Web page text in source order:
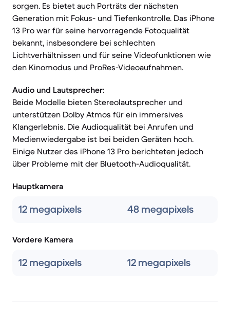
sorgen. Es bietet auch Porträts der nächsten
Generation mit Fokus- und Tiefenkontrolle. Das iPhone
13 Pro war für seine hervorragende Fotoqualität
bekannt, insbesondere bei schlechten
Lichtverhältnissen und für seine Videofunktionen wie
den Kinomodus und ProRes-Videoaufnahmen.
Audio und Lautsprecher:
Beide Modelle bieten Stereolautsprecher und
unterstützen Dolby Atmos für ein immersives
Klangerlebnis. Die Audioqualität bei Anrufen und
Medienwiedergabe ist bei beiden Geräten hoch.
Einige Nutzer des iPhone 13 Pro berichteten jedoch
über Probleme mit der Bluetooth-Audioqualität.
Hauptkamera
12 megapixels 48 megapixels
Vordere Kamera
12 megapixels 12 megapixels